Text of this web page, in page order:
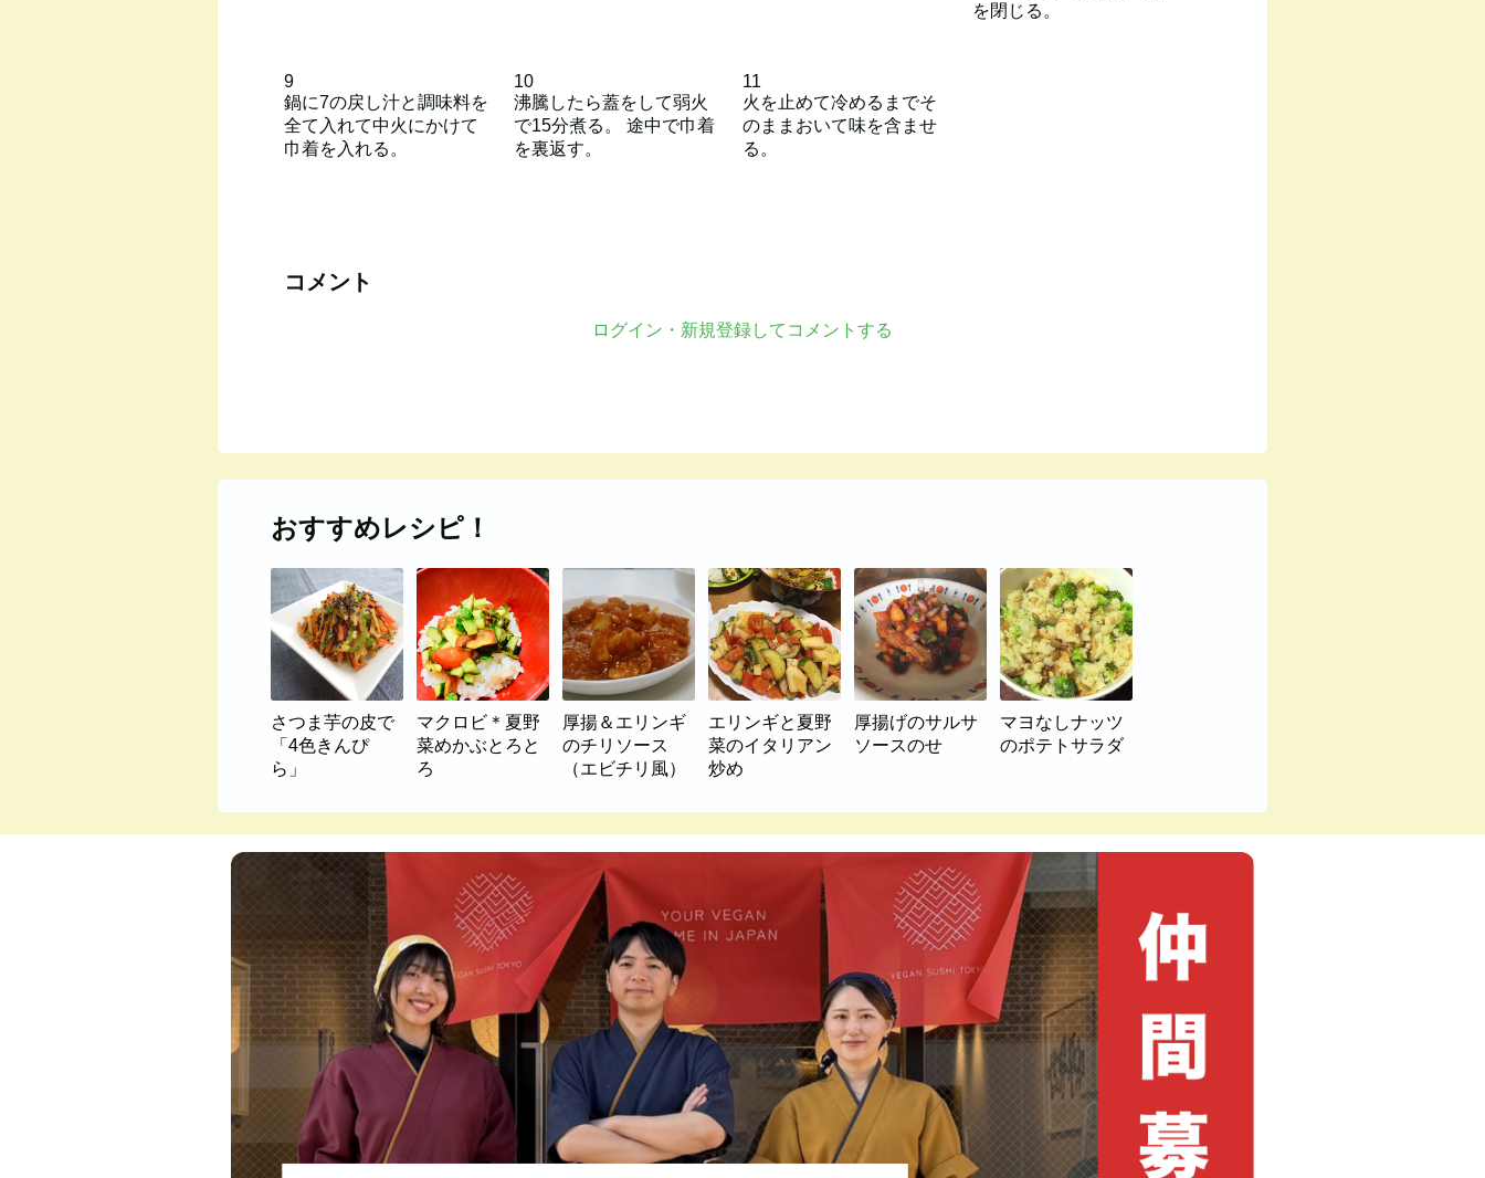
を閉じる。
9
鍋に7の戻し汁と調味料を
全て入れて中火にかけて
巾着を入れる。
10
沸騰したら蓋をして弱火
で15分煮る。 途中で巾着
を裏返す。
11
火を止めて冷めるまでそ
のままおいて味を含ませ
る。
コメント
ログイン・新規登録してコメントする
おすすめレシピ！
さつま芋の皮で
「4色きんぴ
ら」
マクロビ＊夏野
菜めかぶとろと
ろ
厚揚＆エリンギ
のチリソース
（エビチリ風）
エリンギと夏野
菜のイタリアン
炒め
厚揚げのサルサ
ソースのせ
マヨなしナッツ
のポテトサラダ